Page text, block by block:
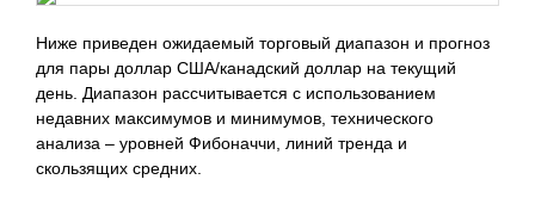
Ниже приведен ожидаемый торговый диапазон и прогноз
для пары доллар США/канадский доллар на текущий
день. Диапазон рассчитывается с использованием
недавних максимумов и минимумов, технического
анализа – уровней Фибоначчи, линий тренда и
скользящих средних.